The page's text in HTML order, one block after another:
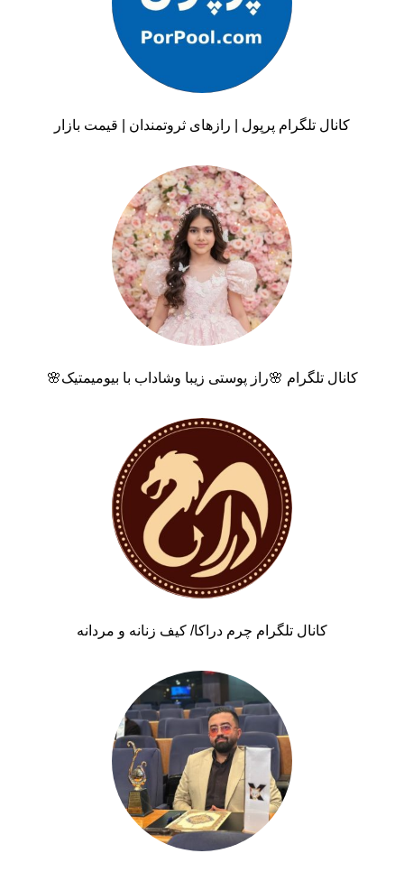
کانال تلگرام پرپول | رازهای ثروتمندان | قیمت بازار
کانال تلگرام 🌸راز پوستی زیبا وشاداب با بیومیمتیک🌸
کانال تلگرام چرم دراکا/ کیف زنانه و مردانه